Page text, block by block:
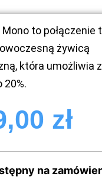
Mono to połączenie
żywicą
która umożliwia
zł
na